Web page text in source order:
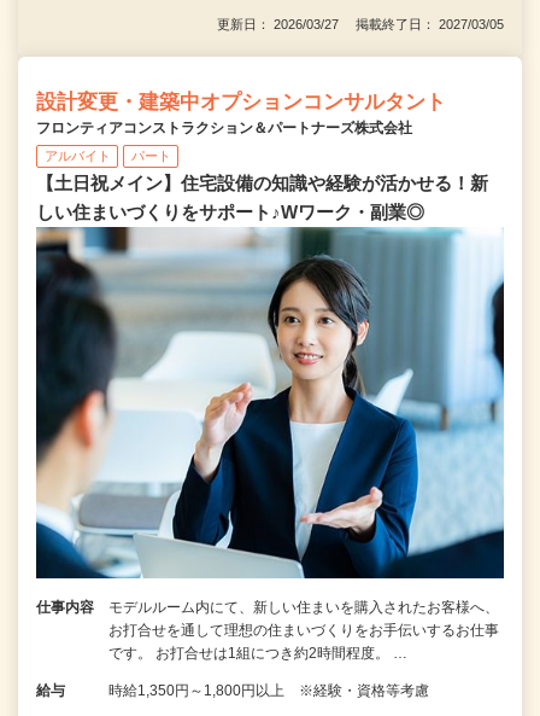
更新日： 2026/03/27 掲載終了日： 2027/03/05
設計変更・建築中オプションコンサルタント
フロンティアコンストラクション＆パートナーズ株式会社
アルバイト パート
【土日祝メイン】住宅設備の知識や経験が活かせる！新
しい住まいづくりをサポート♪Wワーク・副業◎
仕事内容
モデルルーム内にて、新しい住まいを購入されたお客様へ、
お打合せを通して理想の住まいづくりをお手伝いするお仕事
です。 お打合せは1組につき約2時間程度。 …
給与 時給1,350円～1,800円以上 ※経験・資格等考慮